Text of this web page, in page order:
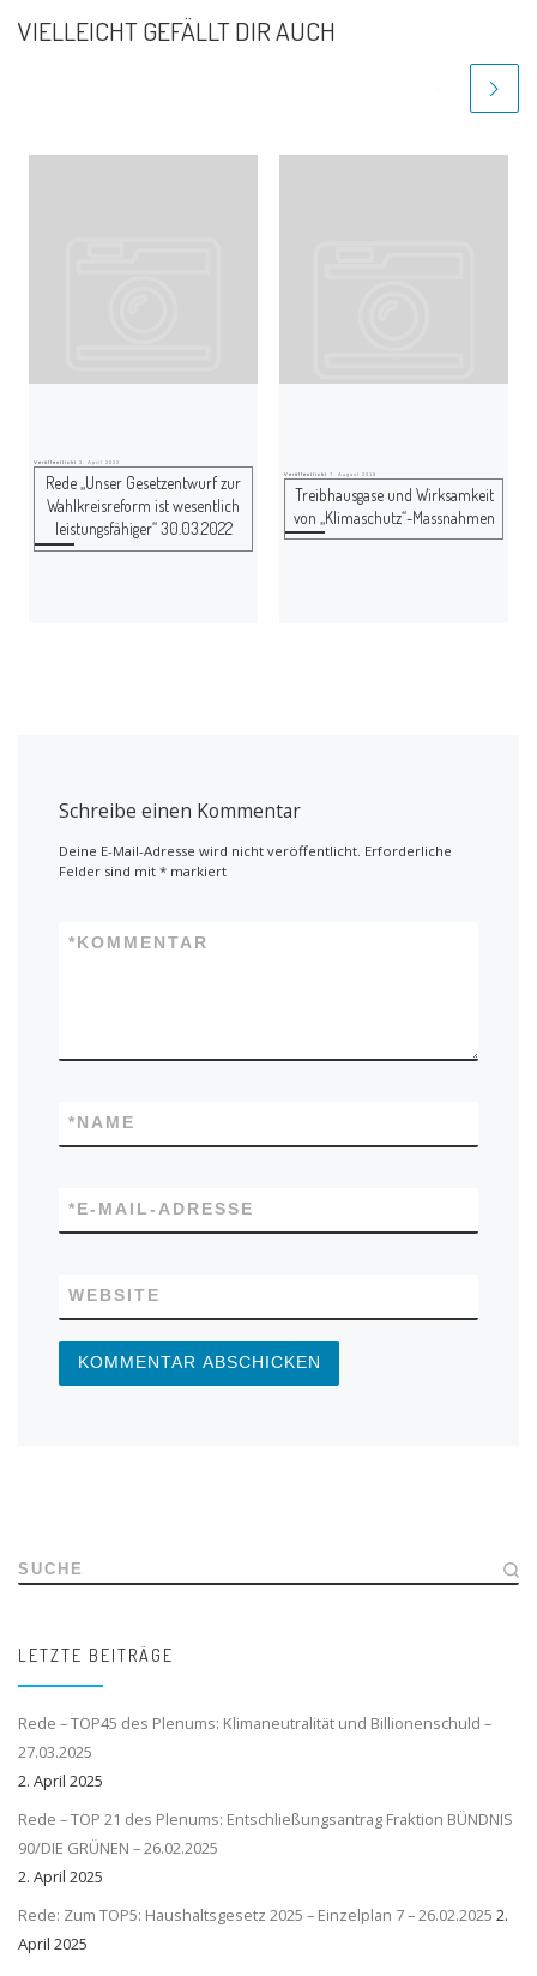
VIELLEICHT GEFÄLLT DIR AUCH
Veröffentlicht3. April 2022
Rede „Unser Gesetzentwurf zur
Wahlkreisreform ist wesentlich
leistungsfähiger“ 30.03.2022
Veröffentlicht7. August 2019
Treibhausgase und Wirksamkeit
von „Klimaschutz“-Massnahmen
Schreibe einen Kommentar
Deine E-Mail-Adresse wird nicht veröffentlicht. Erforderliche
Felder sind mit* markiert
KOMMENTAR
*
NAME
*
E-MAIL-ADRESSE
*
WEBSITE
SUCHE
LETZTE BEITRÄGE
Rede – TOP45 des Plenums: Klimaneutralität und Billionenschuld –
27.03.2025
2. April 2025
Rede – TOP 21 des Plenums: Entschließungsantrag Fraktion BÜNDNIS
90/DIE GRÜNEN – 26.02.2025
2. April 2025
Rede: Zum TOP5: Haushaltsgesetz 2025 – Einzelplan 7 – 26.02.2025 2.
April 2025